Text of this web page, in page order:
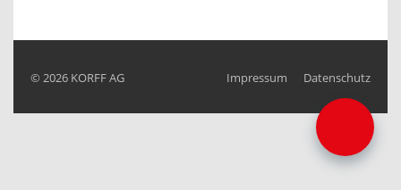
© 2026 KORFF AG Impressum Datenschutz